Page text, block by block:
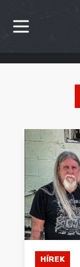
HÍREK
INTERJÚK
PREMIEREK
KULT
MÁSVILÁG
BLOGHÍREK